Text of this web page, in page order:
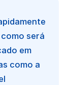
será
em
como a